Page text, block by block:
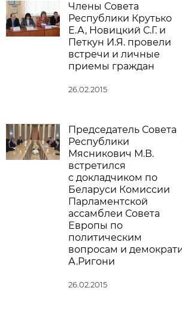
Члены Совета
Республики Крутько
Е.А, Новицкий С.Г. и
Петкун И.Я. провели
встречи и личные
приемы граждан
26.02.2015
Председатель Совета
Республики
Мясникович М.В.
встретился
с докладчиком по
Беларуси Комиссии
Парламентской
ассамблеи Совета
Европы по
политическим
вопросам и
А.Ригони
26.02.2015